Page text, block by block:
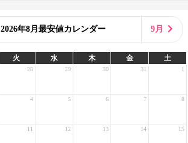
2026年8月最安値カレンダー 9月
火 水 木 金 土
28 29 30 31 1
4 5 6 7 8
11 12 13 14 15